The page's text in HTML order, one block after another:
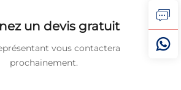
un devis gratuit
vous contactera
prochainement.